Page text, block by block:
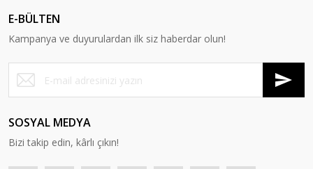
E-BÜLTEN
Kampanya ve duyurulardan ilk siz haberdar olun!
SOSYAL MEDYA
Bizi takip edin, kârlı çıkın!